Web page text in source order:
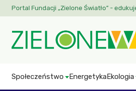
Portal Fundacji „Zielone Światło” -
Społeczeństwo EnergetykaEkologia